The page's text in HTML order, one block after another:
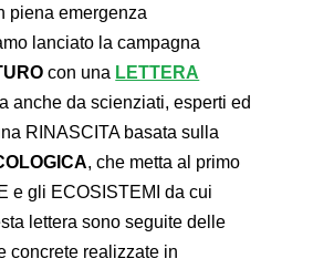
piena emergenza
lanciato la campagna
con una LETTERA
anche da scienziati, esperti ed
RINASCITA basata sulla
, che metta al primo
e gli ECOSISTEMI da cui
lettera sono seguite delle
concrete realizzate in